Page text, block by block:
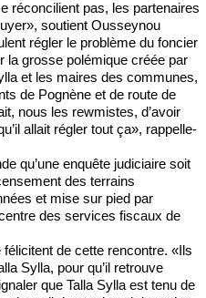
réconcilient pas, les partenaires
soutient Ousseynou
régler le problème du foncier
la grosse polémique créée par
et les maires des communes,
de Pognène et de route de
nous les rewmistes, d’avoir
allait régler tout ça», rappelle-
qu’une enquête judiciaire soit
des terrains
et mise sur pied par
des services fiscaux de
de cette rencontre. «Ils
Sylla, pour qu’il retrouve
que Talla Sylla est tenu de